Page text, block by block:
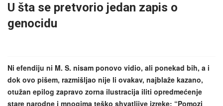
e
n
a
g
a
t
i
g
U šta se pretvorio jedan zapis o
genocidu
Ni efendiju ni M. S. nisam ponovo vidio, ali ponekad bih, a i
dok ovo pišem, razmišljao nije li ovakav, najblaže kazano,
otužan epilog zapravo zorna ilustracija iliti opredmećenje
stare narodne i mnogima teško shvatljive izreke: “Pomozi